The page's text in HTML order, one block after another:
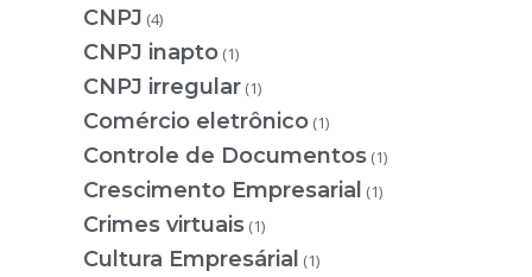
CNPJ (4)
CNPJ inapto (1)
CNPJ irregular (1)
Comércio eletrônico (1)
Controle de Documentos (1)
Crescimento Empresarial (1)
Crimes virtuais (1)
Cultura Empresárial (1)